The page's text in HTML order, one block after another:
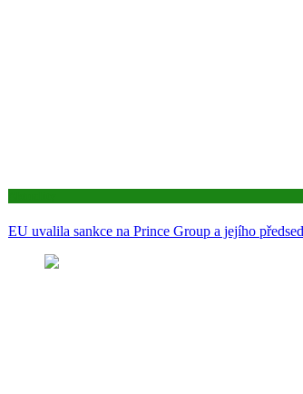
EU uvalila sankce na Prince Group a jejího